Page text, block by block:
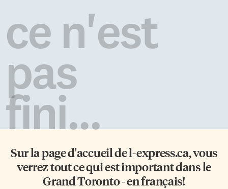
ce n'est
pas
fini...
Sur la page d'accueil del-express.ca, vous
verrez tout ce qui est important dans le
Grand Toronto - en français!